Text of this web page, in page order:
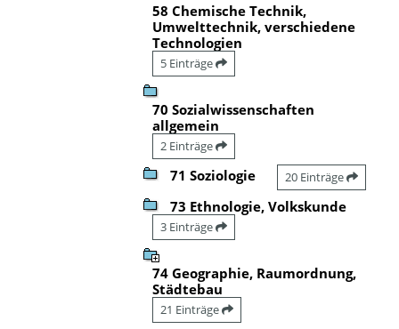
58 Chemische Technik,
Umwelttechnik, verschiedene
Technologien
5 Einträge
70 Sozialwissenschaften
allgemein
2 Einträge
71 Soziologie 20 Einträge
73 Ethnologie, Volkskunde
3 Einträge
74 Geographie, Raumordnung,
Städtebau
21 Einträge